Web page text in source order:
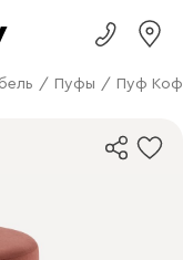
/ Пуфы / Пуф